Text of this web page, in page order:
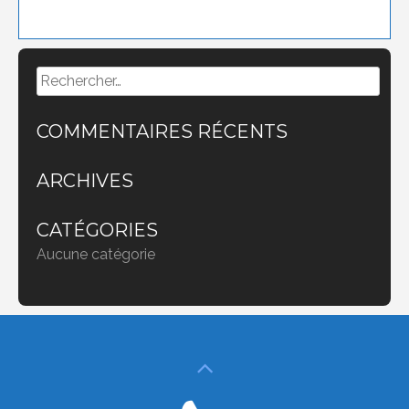
Rechercher :
COMMENTAIRES RÉCENTS
ARCHIVES
CATÉGORIES
Aucune catégorie